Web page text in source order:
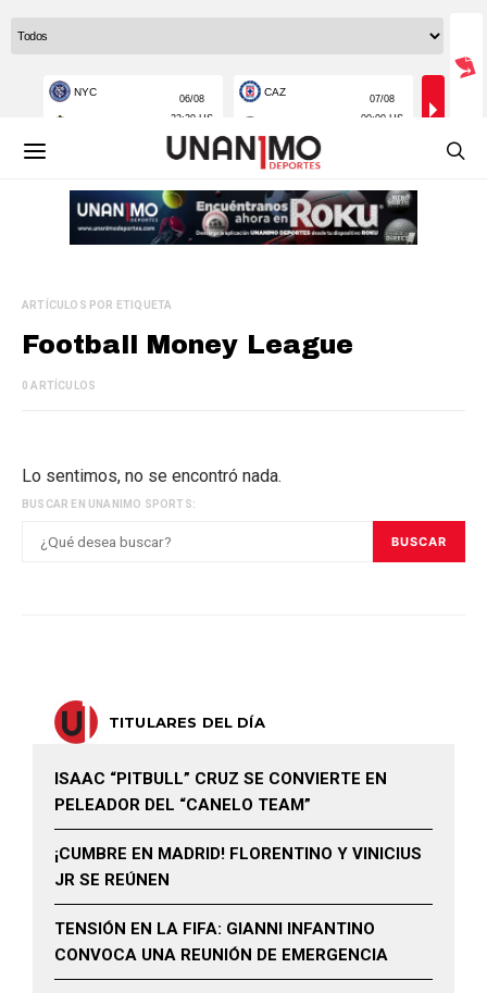
ARTÍCULOS POR ETIQUETA
Football Money League
0 ARTÍCULOS
Lo sentimos, no se encontró nada.
BUSCAR EN UNANIMO SPORTS:
BUSCAR
TITULARES DEL DÍA
ISAAC “PITBULL” CRUZ SE CONVIERTE EN
PELEADOR DEL “CANELO TEAM”
¡CUMBRE EN MADRID! FLORENTINO Y VINICIUS
JR SE REÚNEN
TENSIÓN EN LA FIFA: GIANNI INFANTINO
CONVOCA UNA REUNIÓN DE EMERGENCIA